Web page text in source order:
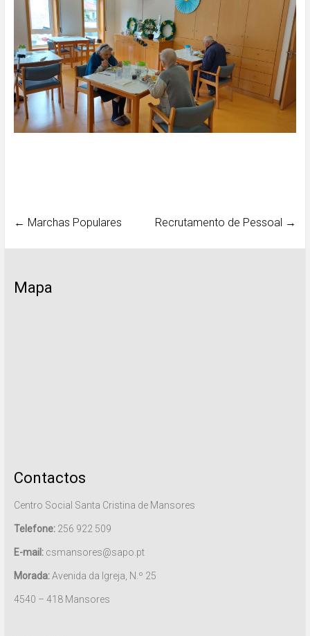
← Marchas Populares Recrutamento de Pessoal →
Mapa
Contactos
Centro Social Santa Cristina de Mansores
Telefone:256 922 509
E-mail:csmansores@sapo.pt
Morada:Avenida da Igreja, N.º 25
4540 – 418 Mansores